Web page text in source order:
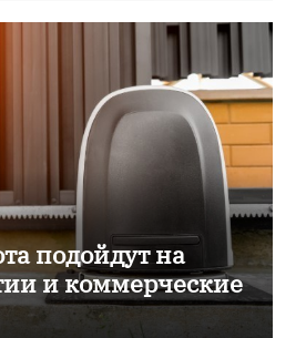
подойдут на
и коммерческие